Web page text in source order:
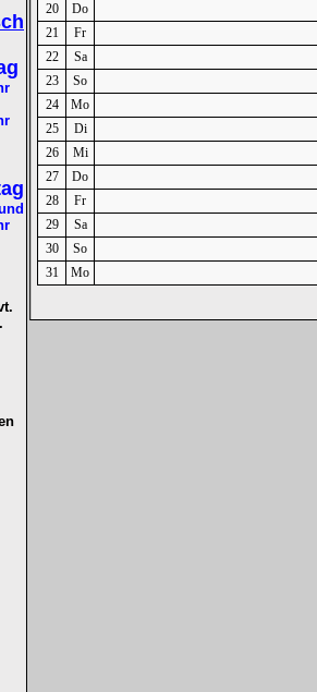
20
Do
21
Fr
22
Sa
23
So
24
Mo
25
Di
26
Mi
27
Do
28
Fr
29
Sa
30
So
31
Mo